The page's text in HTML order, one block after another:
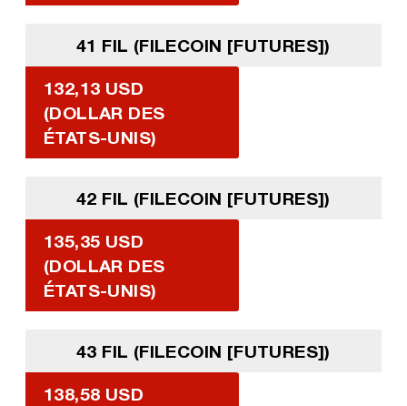
41 FIL (FILECOIN [FUTURES])
132,13 USD
(DOLLAR DES
ÉTATS-UNIS)
42 FIL (FILECOIN [FUTURES])
135,35 USD
(DOLLAR DES
ÉTATS-UNIS)
43 FIL (FILECOIN [FUTURES])
138,58 USD